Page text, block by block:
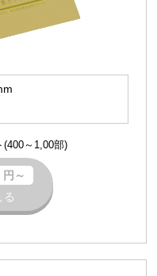
(400～1,00部)
～